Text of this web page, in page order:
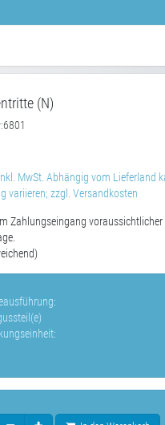
(N)
6801
MwSt. Abhängig vom Lieferland
variieren; zzgl. Versandkosten
Zahlungseingang